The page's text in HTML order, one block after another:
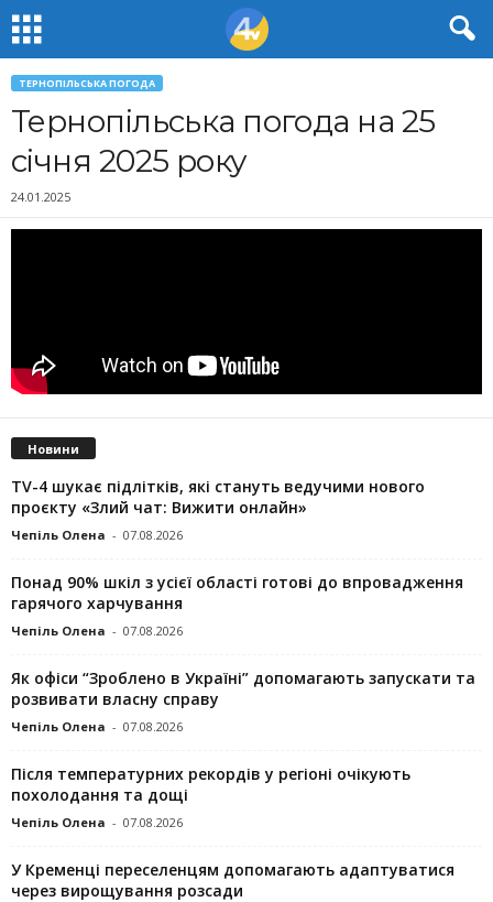
ТЕРНОПІЛЬСЬКА ПОГОДА
Тернопільська погода на 25
січня 2025 року
24.01.2025
Новини
TV-4 шукає підлітків, які стануть ведучими нового
проєкту «Злий чат: Вижити онлайн»
Чепіль Олена - 07.08.2026
Понад 90% шкіл з усієї області готові до впровадження
гарячого харчування
Чепіль Олена - 07.08.2026
Як офіси “Зроблено в Україні” допомагають запускaти та
розвивати власну справу
Чепіль Олена - 07.08.2026
Після температурних рекордів у регіоні очікують
похолодання та дощі
Чепіль Олена - 07.08.2026
У Кременці переселенцям допомагають адаптуватися
через вирощування розсади